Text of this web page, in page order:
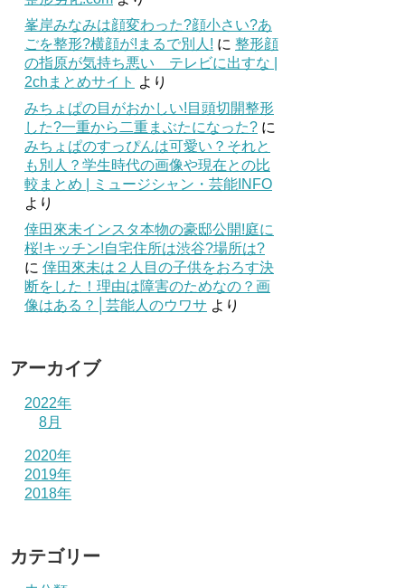
峯岸みなみは顔変わった?顔小さい?あ
ごを整形?横顔が!まるで別人! に 整形顔
の指原が気持ち悪い テレビに出すな |
2chまとめサイト より
みちょぱの目がおかしい!目頭切開整形
した?一重から二重まぶたになった? に
みちょぱのすっぴんは可愛い？それと
も別人？学生時代の画像や現在との比
較まとめ | ミュージシャン・芸能INFO
より
倖田來未インスタ本物の豪邸公開!庭に
桜!キッチン!自宅住所は渋谷?場所は?
に 倖田來未は２人目の子供をおろす決
断をした！理由は障害のためなの？画
像はある？│芸能人のウワサ より
アーカイブ
2022年
8月
2020年
2019年
2018年
カテゴリー